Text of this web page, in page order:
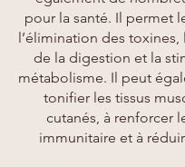
pour la santé. Il permet
l’élimination des toxines,
de la digestion et la
métabolisme. Il peut
tonifier les tissus
cutanés, à renforcer
immunitaire et à